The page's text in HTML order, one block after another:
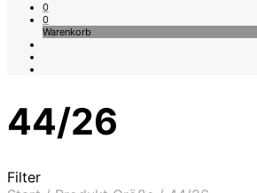
0
0
Warenkorb
44/26
Filter